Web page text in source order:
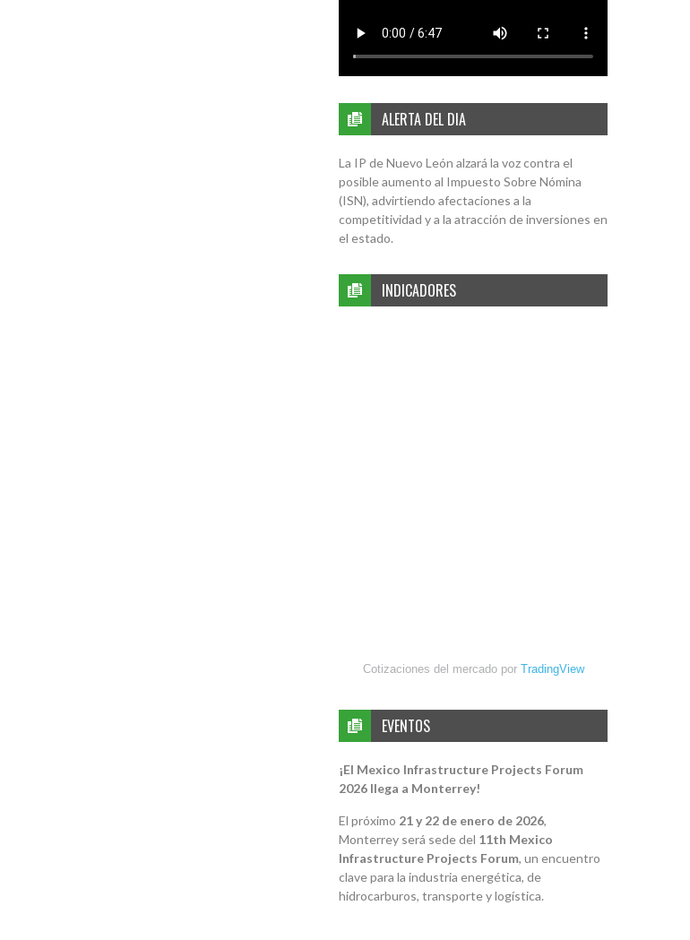
ALERTA DEL DIA
La IP de Nuevo León alzará la voz contra el
posible aumento al Impuesto Sobre Nómina
(ISN), advirtiendo afectaciones a la
competitividad y a la atracción de inversiones en
el estado.
INDICADORES
Cotizaciones del mercado por TradingView
EVENTOS
¡El Mexico Infrastructure Projects Forum
2026 llega a Monterrey!
El próximo 21 y 22 de enero de 2026,
Monterrey será sede del 11th Mexico
Infrastructure Projects Forum, un encuentro
clave para la industria energética, de
hidrocarburos, transporte y logística.